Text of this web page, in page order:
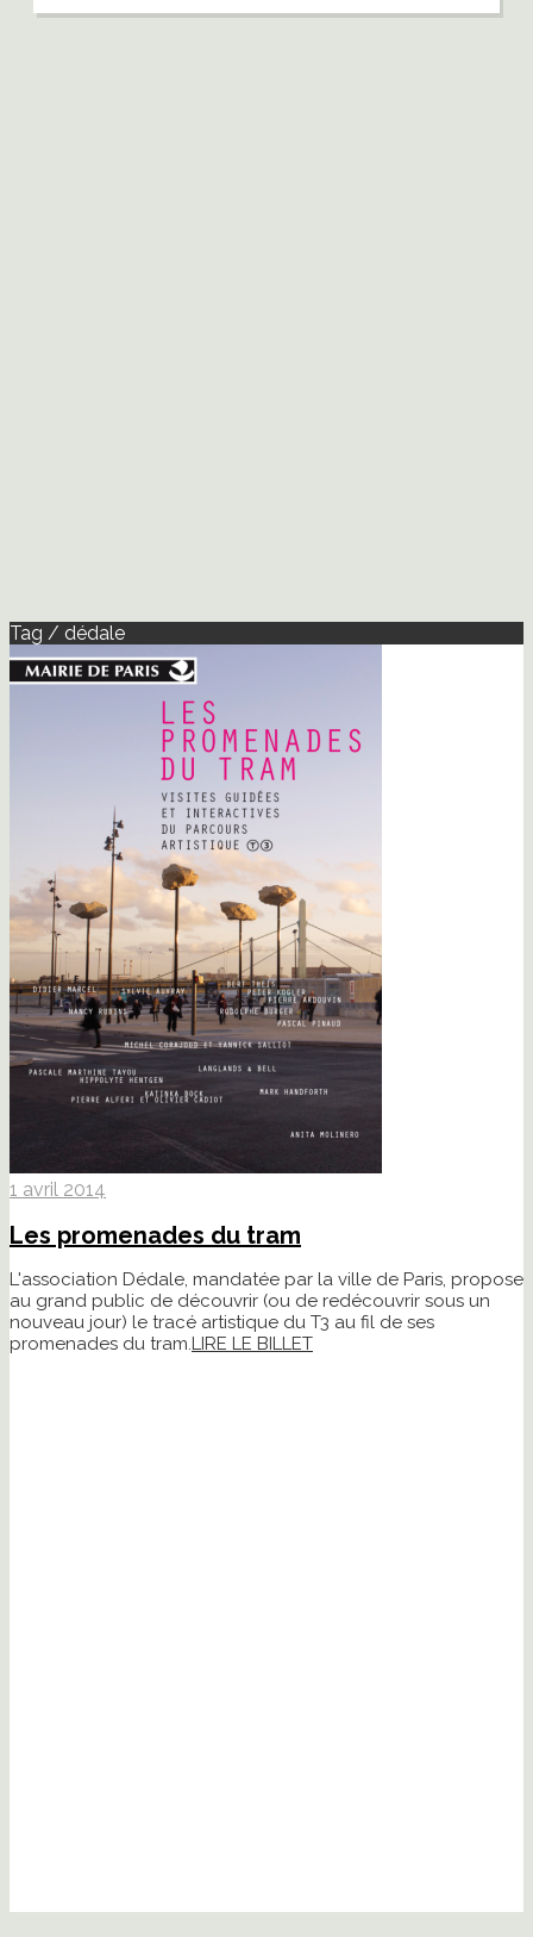
Tag / dédale
1 avril 2014
Les promenades du tram
L'association Dédale, mandatée par la ville de Paris, propose
au grand public de découvrir (ou de redécouvrir sous un
nouveau jour) le tracé artistique du T3 au fil de ses
promenades du tram.LIRE LE BILLET